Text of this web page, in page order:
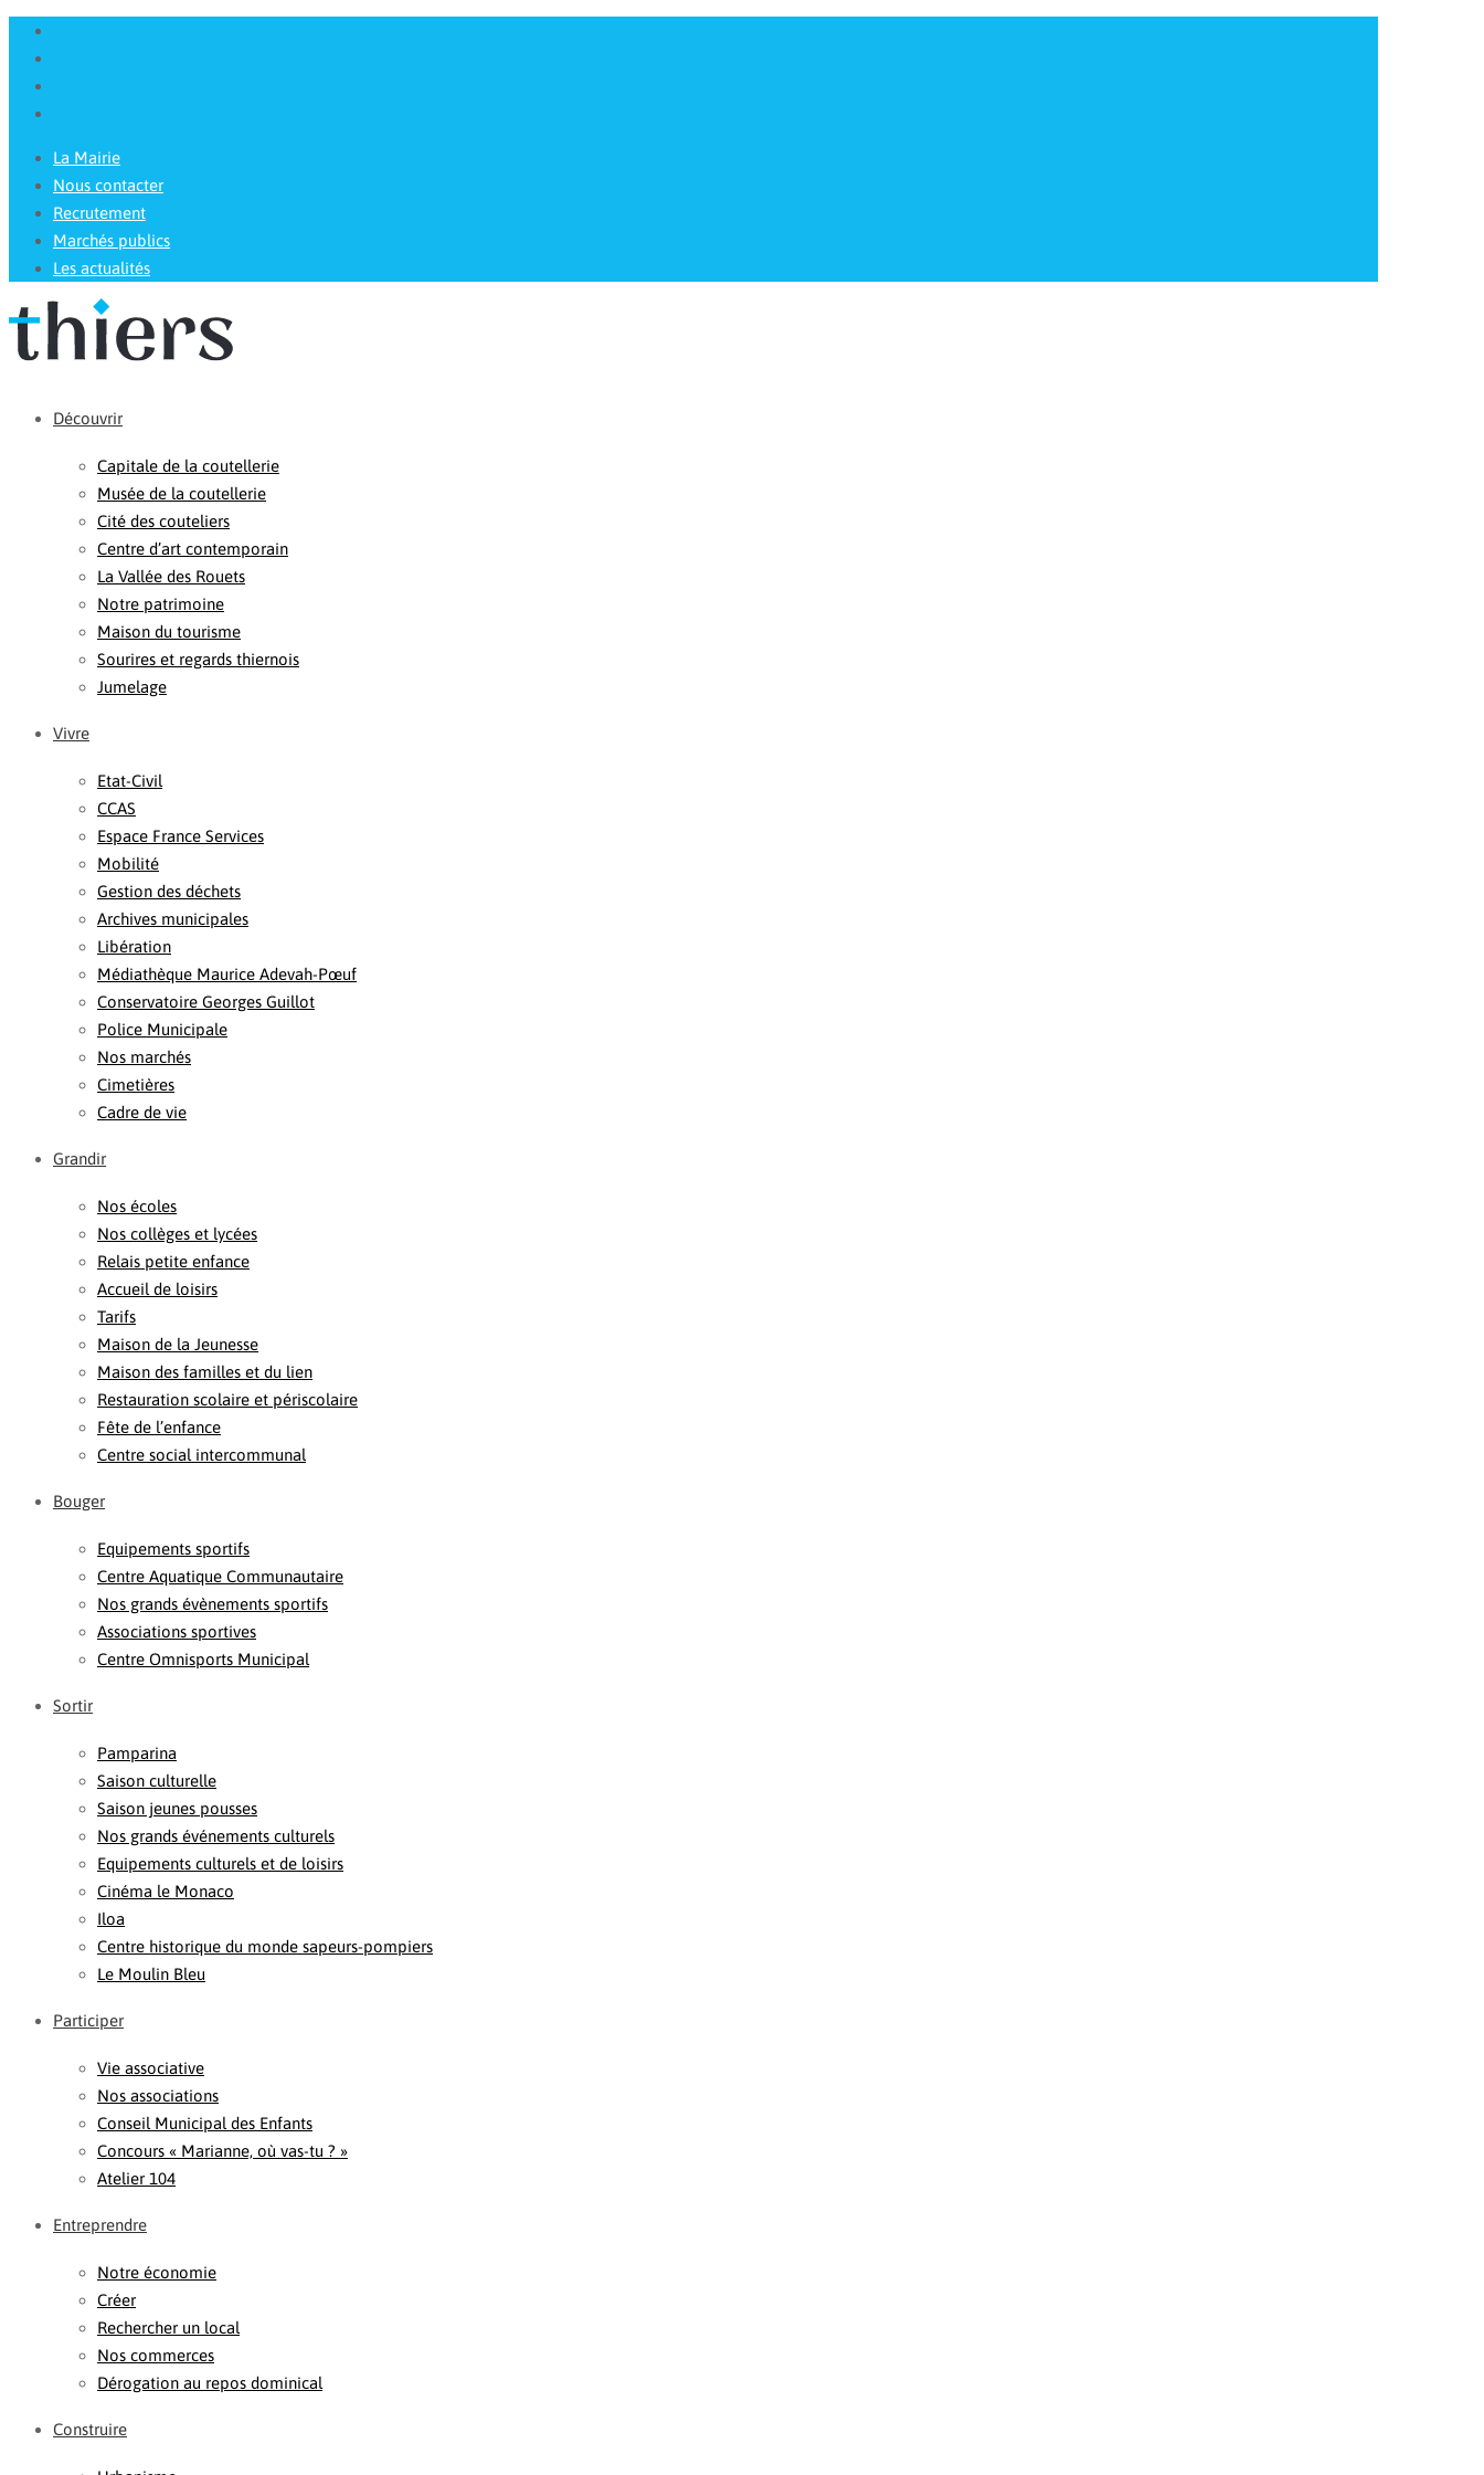
La Mairie
Nous contacter
Recrutement
Marchés publics
Les actualités
Découvrir
Capitale de la coutellerie
Musée de la coutellerie
Cité des couteliers
Centre d’art contemporain
La Vallée des Rouets
Notre patrimoine
Maison du tourisme
Sourires et regards thiernois
Jumelage
Vivre
Etat-Civil
CCAS
Espace France Services
Mobilité
Gestion des déchets
Archives municipales
Libération
Médiathèque Maurice Adevah-Pœuf
Conservatoire Georges Guillot
Police Municipale
Nos marchés
Cimetières
Cadre de vie
Grandir
Nos écoles
Nos collèges et lycées
Relais petite enfance
Accueil de loisirs
Tarifs
Maison de la Jeunesse
Maison des familles et du lien
Restauration scolaire et périscolaire
Fête de l’enfance
Centre social intercommunal
Bouger
Equipements sportifs
Centre Aquatique Communautaire
Nos grands évènements sportifs
Associations sportives
Centre Omnisports Municipal
Sortir
Pamparina
Saison culturelle
Saison jeunes pousses
Nos grands événements culturels
Equipements culturels et de loisirs
Cinéma le Monaco
Iloa
Centre historique du monde sapeurs-pompiers
Le Moulin Bleu
Participer
Vie associative
Nos associations
Conseil Municipal des Enfants
Concours « Marianne, où vas-tu ? »
Atelier 104
Entreprendre
Notre économie
Créer
Rechercher un local
Nos commerces
Dérogation au repos dominical
Construire